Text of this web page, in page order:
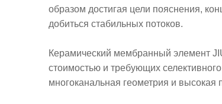
образом достигая цели пояснения,
добиться стабильных потоков.
Керамический мембранный элемент
стоимостью и требующих
многоканальная геометрия и